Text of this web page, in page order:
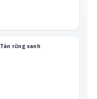
Tán rừng xanh